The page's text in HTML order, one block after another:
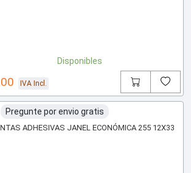
Disponibles
IVA Incl.
Pregunte por envio gratis
ADHESIVAS JANEL ECONÓMICA 255 12X33